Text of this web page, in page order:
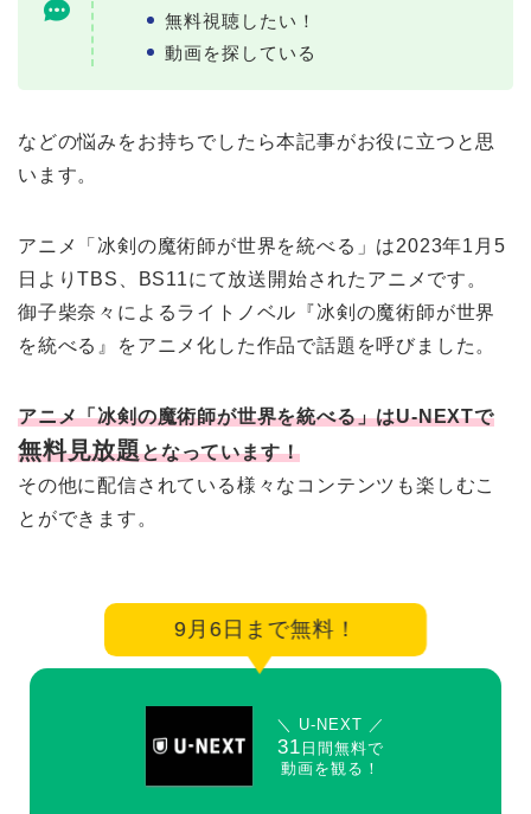
無料視聴したい！
動画を探している
などの悩みをお持ちでしたら本記事がお役に立つと思
います。
アニメ「冰剣の魔術師が世界を統べる」は2023年1月5
日よりTBS、BS11にて放送開始されたアニメです。
御子柴奈々によるライトノベル『冰剣の魔術師が世界
を統べる』をアニメ化した作品で話題を呼びました。
アニメ「冰剣の魔術師が世界を統べる」はU-NEXTで
無料見放題となっています！
その他に配信されている様々なコンテンツも楽しむこ
とができます。
9月6日まで無料！
＼ U-NEXT ／
31 日間無料で
動画を観る！